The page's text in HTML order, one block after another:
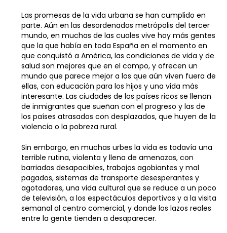
Las promesas de la vida urbana se han cumplido en
parte. Aún en las desordenadas metrópolis del tercer
mundo, en muchas de las cuales vive hoy más gentes
que la que había en toda España en el momento en
que conquistó a América, las condiciones de vida y de
salud son mejores que en el campo, y ofrecen un
mundo que parece mejor a los que aún viven fuera de
ellas, con educación para los hijos y una vida más
interesante. Las ciudades de los países ricos se llenan
de inmigrantes que sueñan con el progreso y las de
los países atrasados con desplazados, que huyen de la
violencia o la pobreza rural.
Sin embargo, en muchas urbes la vida es todavía una
terrible rutina, violenta y llena de amenazas, con
barriadas desapacibles, trabajos agobiantes y mal
pagados, sistemas de transporte desesperantes y
agotadores, una vida cultural que se reduce a un poco
de televisión, a los espectáculos deportivos y a la visita
semanal al centro comercial, y donde los lazos reales
entre la gente tienden a desaparecer.